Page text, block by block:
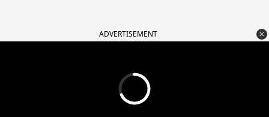
ADVERTISEMENT